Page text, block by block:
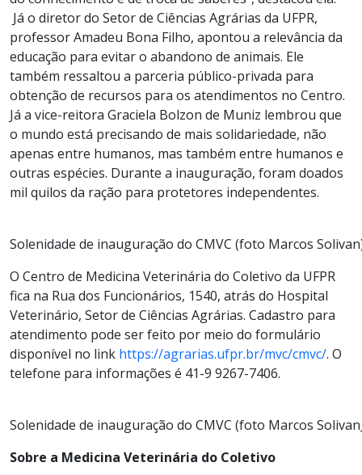
Já o diretor do Setor de Ciências Agrárias da UFPR,
professor Amadeu Bona Filho, apontou a relevância da
educação para evitar o abandono de animais. Ele
também ressaltou a parceria público-privada para
obtenção de recursos para os atendimentos no Centro.
Já a vice-reitora Graciela Bolzon de Muniz lembrou que
o mundo está precisando de mais solidariedade, não
apenas entre humanos, mas também entre humanos e
outras espécies. Durante a inauguração, foram doados
mil quilos da ração para protetores independentes.
Solenidade de inauguração do CMVC (foto Marcos
O Centro de Medicina Veterinária do Coletivo da UFPR
fica na Rua dos Funcionários, 1540, atrás do Hospital
Veterinário, Setor de Ciências Agrárias. Cadastro para
atendimento pode ser feito por meio do formulário
disponível no link https://agrarias.ufpr.br/mvc/cmvc/. O
telefone para informações é 41-9 9267-7406.
Solenidade de inauguração do CMVC (foto Marcos
Sobre a Medicina Veterinária do Coletivo